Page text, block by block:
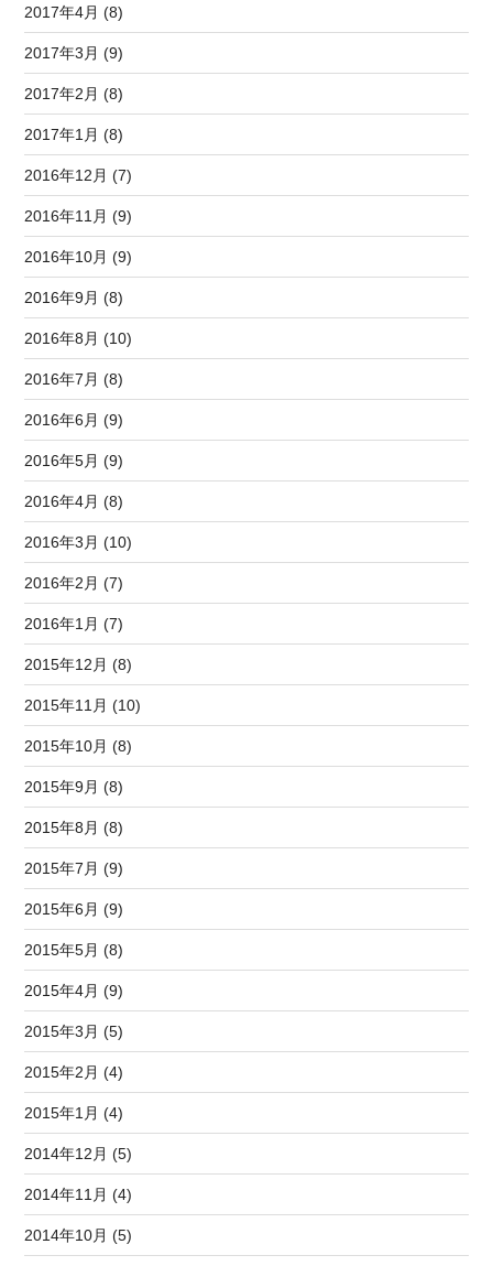
2017年4月 (8)
2017年3月 (9)
2017年2月 (8)
2017年1月 (8)
2016年12月 (7)
2016年11月 (9)
2016年10月 (9)
2016年9月 (8)
2016年8月 (10)
2016年7月 (8)
2016年6月 (9)
2016年5月 (9)
2016年4月 (8)
2016年3月 (10)
2016年2月 (7)
2016年1月 (7)
2015年12月 (8)
2015年11月 (10)
2015年10月 (8)
2015年9月 (8)
2015年8月 (8)
2015年7月 (9)
2015年6月 (9)
2015年5月 (8)
2015年4月 (9)
2015年3月 (5)
2015年2月 (4)
2015年1月 (4)
2014年12月 (5)
2014年11月 (4)
2014年10月 (5)